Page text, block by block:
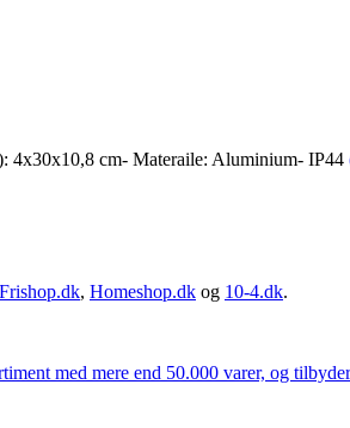
4x30x10,8 cm- Materaile: Aluminium- IP44
Frishop.dk, Homeshop.dk og 10-4.dk.
med mere end 50.000 varer, og